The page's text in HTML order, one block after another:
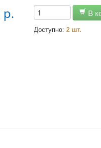
р. В
Доступно: 2 шт.